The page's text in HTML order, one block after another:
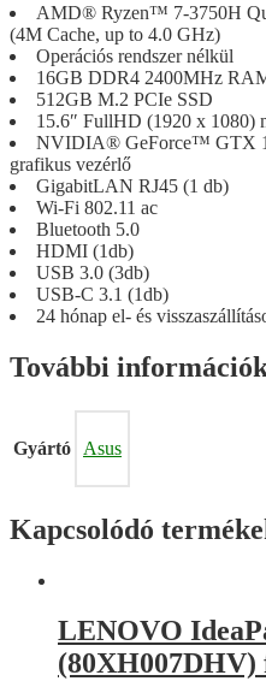
AMD® Ryzen™ 7-3750H
(4M Cache, up to 4.0 GHz)
Operációs rendszer nélkül
16GB DDR4 2400MHz
512GB M.2 PCIe SSD
15.6″ FullHD (1920 x 1080)
NVIDIA® GeForce™ GTX
grafikus vezérlő
GigabitLAN RJ45 (1 db)
Wi-Fi 802.11 ac
Bluetooth 5.0
HDMI (1db)
USB 3.0 (3db)
USB-C 3.1 (1db)
24 hónap el- és
További
Gyártó Asus
Kapcsolódó
LENOVO
(80XH007DHV)